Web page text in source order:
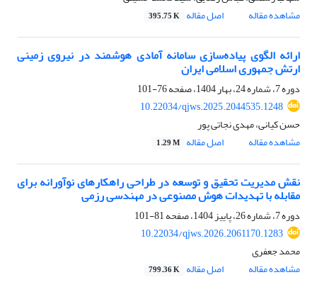
مشاهده مقاله
اصل مقاله 395.75 K
ارائه الگوی پیاده‌سازی سامانه آمادی هوشمند در نیروی زمینی
ارتش جمهوری اسلامی ایران
دوره 7، شماره 24، بهار 1404، صفحه
76-101
10.22034/qjws.2025.2044535.1248
حسن کیانی، مهدی نجاتی پور
مشاهده مقاله
اصل مقاله 1.29 M
نقش مدیریت تحقیق و توسعه در طراحی راهکارهای نوآورانه برای
مقابله با تهدیدات هوش مصنوعی در مهندسی رزمی
دوره 7، شماره 26، پاییز 1404، صفحه
81-101
10.22034/qjws.2026.2061170.1283
محمد جعفری
مشاهده مقاله
اصل مقاله 799.36 K